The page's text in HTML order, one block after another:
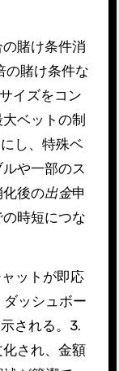
賭け条件消
の賭け条件な
イズをコン
ベットの制
し、特殊ベ
や一部のス
後の出金申
時短につな
ットが即応
ッシュボー
される。3.
され、金額